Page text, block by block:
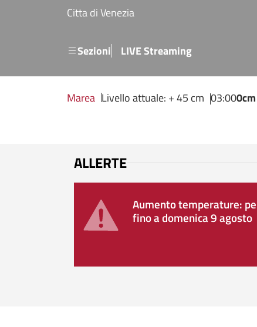
Salta al contenuto principale
Citta di Venezia
SezioniMenu secondario
LIVE Streaming
Marea Livello attuale: + 45 cm 03:000cm
ALLERTE
Aumento temperature:
fino a domenica 9 agosto